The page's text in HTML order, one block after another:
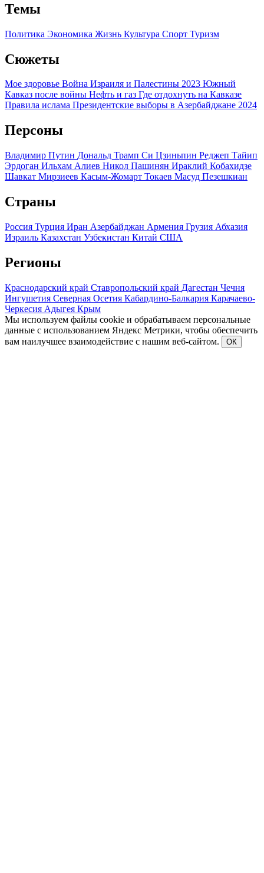
Темы
Политика Экономика Жизнь Культура Спорт Туризм
Сюжеты
Мое здоровье Война Израиля и Палестины 2023 Южный
Кавказ после войны Нефть и газ Где отдохнуть на Кавказе
Правила ислама Президентские выборы в Азербайджане 2024
Персоны
Владимир Путин Дональд Трамп Си Цзиньпин Реджеп Тайип
Эрдоган Ильхам Алиев Никол Пашинян Ираклий Кобахидзе
Шавкат Мирзиеев Касым-Жомарт Токаев Масуд Пезешкиан
Страны
Россия Турция Иран Азербайджан Армения Грузия Абхазия
Израиль Казахстан Узбекистан Китай США
Регионы
Краснодарский край Ставропольский край Дагестан Чечня
Ингушетия Северная Осетия Кабардино-Балкария Карачаево-
Черкесия Адыгея Крым
Мы используем файлы cookie и обрабатываем персональные
данные с использованием Яндекс Метрики, чтобы обеспечить
вам наилучшее взаимодействие с нашим веб-сайтом.
ОК